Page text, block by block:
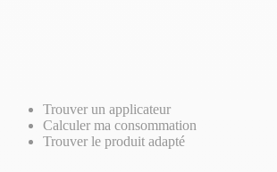
Trouver un applicateur
Calculer ma consommation
Trouver le produit adapté